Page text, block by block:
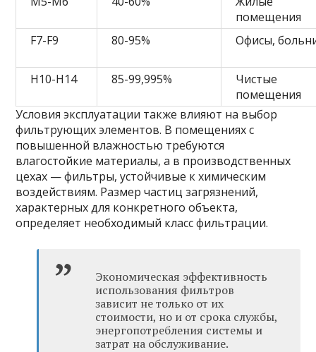
помещения
F7-F9
80-95% Офисы,
H10-H14 85-99,995%
Чистые
помещения
Условия эксплуатации также влияют на выбор
фильтрующих элементов. В помещениях с
повышенной влажностью требуются
влагостойкие материалы, а в производственных
цехах — фильтры, устойчивые к химическим
воздействиям. Размер частиц загрязнений,
характерных для конкретного объекта,
определяет необходимый класс фильтрации.
Экономическая эффективность
использования фильтров
зависит не только от их
стоимости, но и от срока службы,
энергопотребления системы и
затрат на обслуживание.